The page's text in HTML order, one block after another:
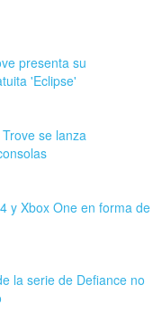
presenta su
'Eclipse'
se lanza
y Xbox One en forma de
la serie de Defiance no